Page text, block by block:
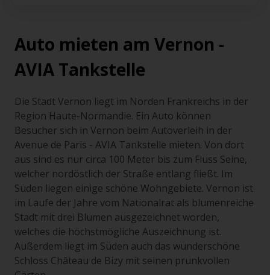
Auto mieten am Vernon -
AVIA Tankstelle
Die Stadt Vernon liegt im Norden Frankreichs in der
Region Haute-Normandie. Ein Auto können
Besucher sich in Vernon beim Autoverleih in der
Avenue de Paris - AVIA Tankstelle mieten. Von dort
aus sind es nur circa 100 Meter bis zum Fluss Seine,
welcher nordöstlich der Straße entlang fließt. Im
Süden liegen einige schöne Wohngebiete. Vernon ist
im Laufe der Jahre vom Nationalrat als blumenreiche
Stadt mit drei Blumen ausgezeichnet worden,
welches die höchstmögliche Auszeichnung ist.
Außerdem liegt im Süden auch das wunderschöne
Schloss Château de Bizy mit seinen prunkvollen